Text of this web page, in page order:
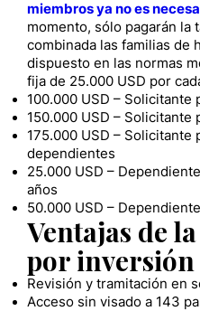
miembros ya no es
momento, sólo pagarán la
combinada las familias de
dispuesto en las normas
fija de 25.000 USD por
100.000 USD – Solicitante
150.000 USD – Solicitante
175.000 USD – Solicitante
dependientes
25.000 USD –
años
50.000 USD –
Ventajas de
por
Revisión y tramitación en
Acceso sin visado a 143